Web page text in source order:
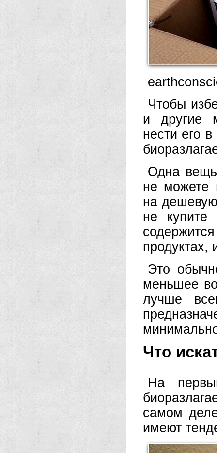
Чтобы
и другие
нести его
Одна
не можете
на
не
продуктах,
Это
меньшее
лучше
Что
На
самом
имеют